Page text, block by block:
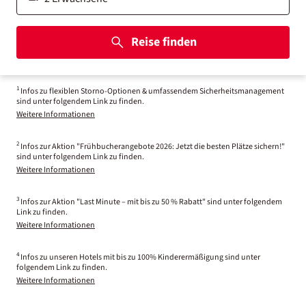
Reise finden
1 Infos zu flexiblen Storno-Optionen & umfassendem Sicherheitsmanagement
sind unter folgendem Link zu finden.
Weitere Informationen
2 Infos zur Aktion "Frühbucherangebote 2026: Jetzt die besten Plätze sichern!"
sind unter folgendem Link zu finden.
Weitere Informationen
3 Infos zur Aktion "Last Minute – mit bis zu 50 % Rabatt" sind unter folgendem
Link zu finden.
Weitere Informationen
4 Infos zu unseren Hotels mit bis zu 100% Kinderermäßigung sind unter
folgendem Link zu finden.
Weitere Informationen